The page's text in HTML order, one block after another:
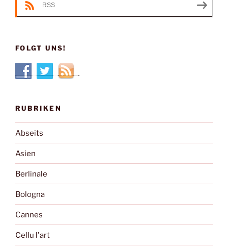
RSS
FOLGT UNS!
RUBRIKEN
Abseits
Asien
Berlinale
Bologna
Cannes
Cellu l'art